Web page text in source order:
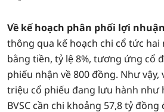
Về kế hoạch phân phối lợi nhuận
thông qua kế hoạch chi cổ tức hai
bằng tiền, tỷ lệ 8%, tương ứng cổ
phiếu nhận về 800 đồng. Như
triệu cổ phiếu đang lưu hành như
BVSC cần chi khoảng 57,8 tỷ